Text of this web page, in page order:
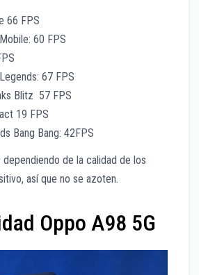
66 FPS
60 FPS
67 FPS
Blitz 57 FPS
19 FPS
Bang Bang: 42FPS
dependiendo de la calidad de los
así que no se azoten.
Oppo A98 5G